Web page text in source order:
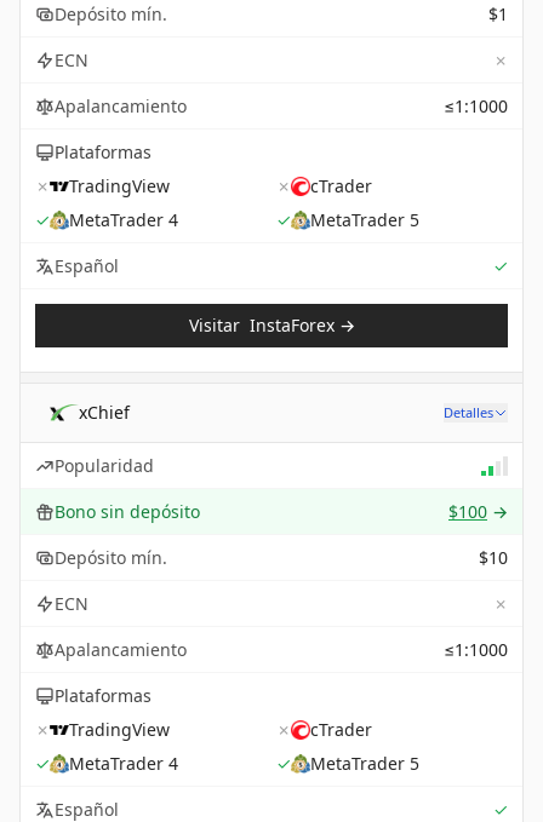
Depósito mín.
$1
ECN
✗
Apalancamiento
≤1:1000
Plataformas
✗
TradingView ✗
cTrader
✓
MetaTrader 4 ✓
MetaTrader 5
Español
✓
Visitar InstaForex→
xChief Detalles
Popularidad
Bono sin depósito
$100 →
Depósito mín.
$10
ECN
✗
Apalancamiento
≤1:1000
Plataformas
✗
TradingView ✗
cTrader
✓
MetaTrader 4 ✓
MetaTrader 5
Español
✓